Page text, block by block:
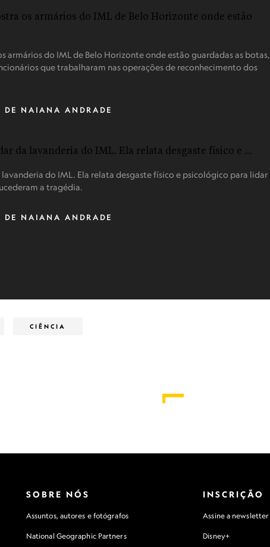
armários do IML de Belo Horizonte onde estão guardadas as botas,
que trabalharam nas operações de reconhecimento dos
DE NAIANA ANDRADE
do IML. Ela relata desgaste físico e psicológico para lidar
a tragédia.
DE NAIANA ANDRADE
CIÊNCIA
SOBRE NÓS
Assuntos, autores e fotógrafos
National Geographic Partners
INSCRIÇÃO
Assine a newsletter
Disney+